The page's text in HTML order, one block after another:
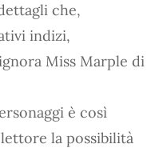
che,
indizi,
Miss Marple di
è così
la possibilità